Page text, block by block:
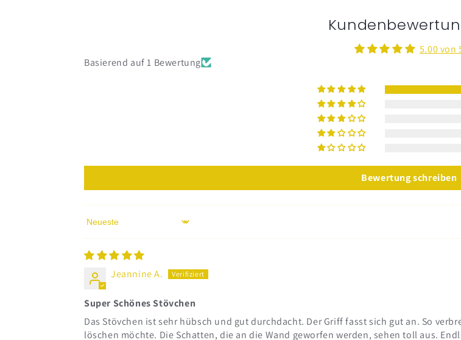
5.00 von
Basierend auf 1 Bewertung
Bewertung schreiben
Sort by
Jeannine A.
Super Schönes Stövchen
Das Stövchen ist sehr hübsch und gut durchdacht. Der Griff fasst sich gut an. So
löschen möchte. Die Schatten, die an die Wand geworfen werden, sehen toll aus.